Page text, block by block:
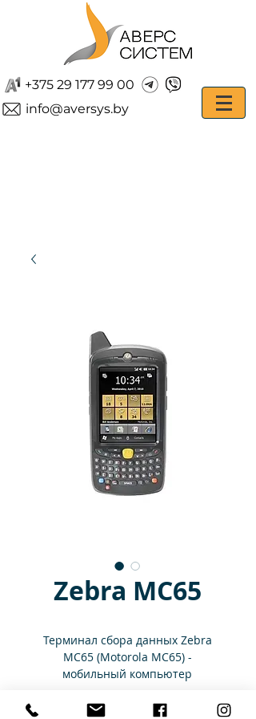
+375 29 177 99 00
info@aversys.by
Zebra MC65
Терминал сбора данных Zebra
MC65 (Motorola MC65) -
мобильный компьютер
повышенной прочности с